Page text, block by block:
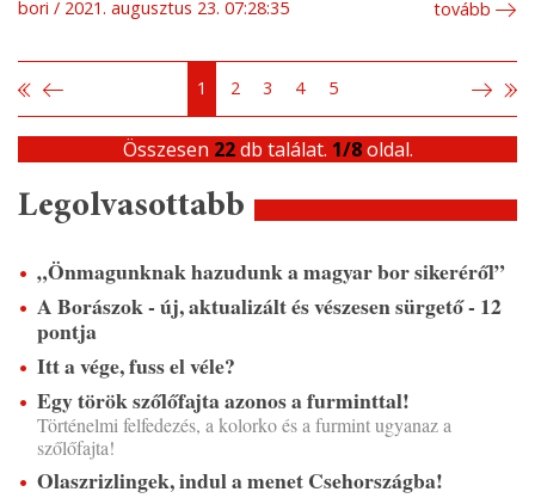
bori 2021. augusztus 23. 07:28:35 tovább
1 2 3 4 5
Összesen 22db találat. 1/8oldal.
Legolvasottabb
„Önmagunknak hazudunk a magyar bor sikeréről”
A Borászok - új, aktualizált és vészesen sürgető - 12
pontja
Itt a vége, fuss el véle?
Egy török szőlőfajta azonos a furminttal!
Történelmi felfedezés, a kolorko és a furmint ugyanaz a
szőlőfajta!
Olaszrizlingek, indul a menet Csehországba!